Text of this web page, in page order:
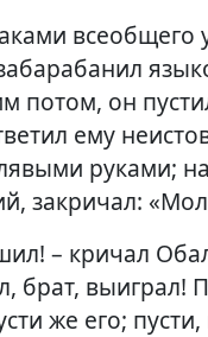
всеобщего
потом, он
ему
руками;
закричал:
– кричал
брат,
же его;